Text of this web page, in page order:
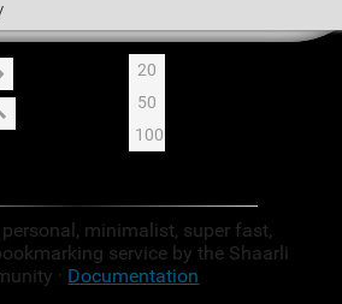
20
50
100
minimalist, super fast,
service by the Shaarli
· Documentation